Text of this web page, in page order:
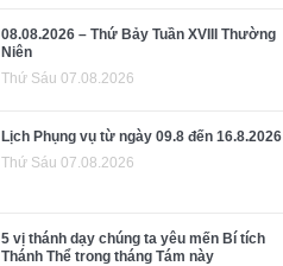
08.08.2026 – Thứ Bảy Tuần XVIII Thường
Niên
Thứ Sáu 07.08.2026
Lịch Phụng vụ từ ngày 09.8 đến 16.8.2026
Thứ Sáu 07.08.2026
5 vị thánh dạy chúng ta yêu mến Bí tích
Thánh Thể trong tháng Tám này